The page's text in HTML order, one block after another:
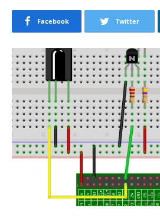
Facebook Twitter